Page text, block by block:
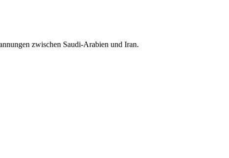
zwischen Saudi-Arabien und Iran.